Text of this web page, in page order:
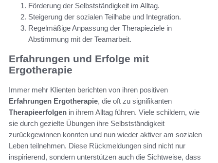
Förderung der Selbstständigkeit im Alltag.
Steigerung der sozialen Teilhabe und Integration.
Regelmäßige Anpassung der Therapieziele in
Abstimmung mit der Teamarbeit.
Erfahrungen und Erfolge mit
Ergotherapie
Immer mehr Klienten berichten von ihren positiven
Erfahrungen Ergotherapie, die oft zu signifikanten
Therapieerfolgen in ihrem Alltag führen. Viele schildern, wie
sie durch gezielte Übungen ihre Selbstständigkeit
zurückgewinnen konnten und nun wieder aktiver am sozialen
Leben teilnehmen. Diese Rückmeldungen sind nicht nur
inspirierend, sondern unterstützen auch die Sichtweise, dass